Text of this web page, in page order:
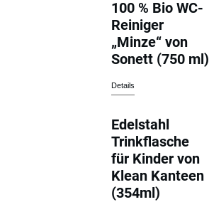
100 % Bio WC-
Reiniger
„Minze“ von
Sonett (750 ml)
Details
Edelstahl
Trinkflasche
für Kinder von
Klean Kanteen
(354ml)